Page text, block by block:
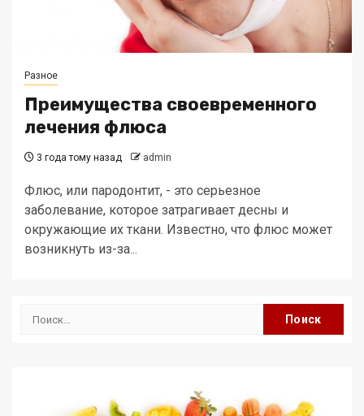
Разное
Преимущества своевременного
лечения флюса
3 года тому назад admin
Флюс, или пародонтит, - это серьезное
заболевание, которое затрагивает десны и
окружающие их ткани. Известно, что флюс может
возникнуть из-за...
Найти: